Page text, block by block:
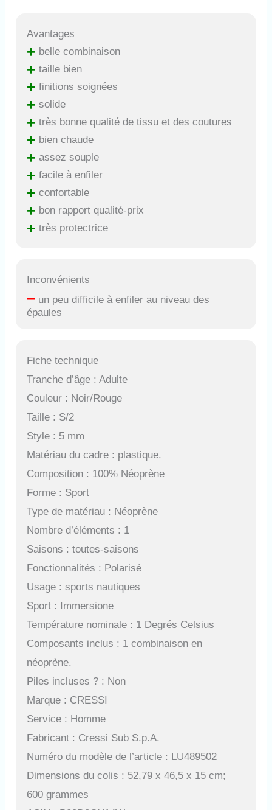
Avantages
+ belle combinaison
+ taille bien
+ finitions soignées
+ solide
+ très bonne qualité de tissu et des coutures
+ bien chaude
+ assez souple
+ facile à enfiler
+ confortable
+ bon rapport qualité-prix
+ très protectrice
Inconvénients
– un peu difficile à enfiler au niveau des
épaules
Fiche technique
Tranche d’âge : Adulte
Couleur : Noir/Rouge
Taille : S/2
Style : 5 mm
Matériau du cadre : plastique.
Composition : 100% Néoprène
Forme : Sport
Type de matériau : Néoprène
Nombre d’éléments : 1
Saisons : toutes-saisons
Fonctionnalités : Polarisé
Usage : sports nautiques
Sport : Immersione
Température nominale : 1 Degrés Celsius
Composants inclus : 1 combinaison en
néoprène.
Piles incluses ? : Non
Marque : CRESSI
Service : Homme
Fabricant : Cressi Sub S.p.A.
Numéro du modèle de l’article : LU489502
Dimensions du colis : 52,79 x 46,5 x 15 cm;
600 grammes